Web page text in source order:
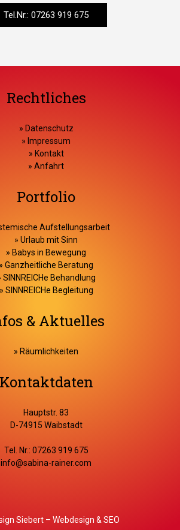
Tel.Nr.: 07263 919 675
Rechtliches
» Datenschutz
» Impressum
» Kontakt
» Anfahrt
Portfolio
Aufstellungsarbeit
» Urlaub mit Sinn
» Babys in Bewegung
» Ganzheitliche Beratung
SINNREICHe Behandlung
» SINNREICHe Begleitung
& Aktuelles
» Räumlichkeiten
Kontaktdaten
Hauptstr. 83
D-74915 Waibstadt
Tel. Nr.: 07263 919 675
info@sabina-rainer.com
Siebert – Webdesign & SEO